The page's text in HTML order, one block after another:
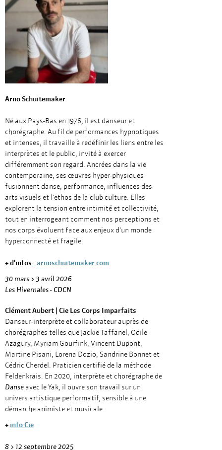
Arno Schuitemaker
Né aux Pays-Bas en 1976, il est danseur et
chorégraphe. Au fil de performances hypnotiques
et intenses, il travaille à redéfinir les liens entre les
interprètes et le public, invité à exercer
différemment son regard. Ancrées dans la vie
contemporaine, ses œuvres hyper-physiques
fusionnent danse, performance, influences des
arts visuels et l’ethos de la club culture. Elles
explorent la tension entre intimité et collectivité,
tout en interrogeant comment nos perceptions et
nos corps évoluent face aux enjeux d’un monde
hyperconnecté et fragile.
+ d'infos : arnoschuitemaker.com
30 mars > 3 avril 2026
Les Hivernales - CDCN
Clément Aubert | Cie Les Corps Imparfaits
Danseur-interprète et collaborateur auprès de
chorégraphes telles que Jackie Taffanel, Odile
Azagury, Myriam Gourfink, Vincent Dupont,
Martine Pisani, Lorena Dozio, Sandrine Bonnet et
Cédric Cherdel. Praticien certifié de la méthode
Feldenkrais. En 2020, interprète et chorégraphe de
Danse avec le Yak, il ouvre son travail sur un
univers artistique performatif, sensible à une
démarche animiste et musicale.
+ info Cie
8 > 12 septembre 2025